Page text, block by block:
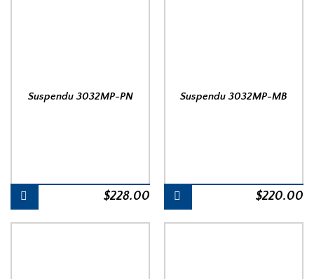
Suspendu 3032MP-PN
$228.00
Suspendu 3032MP-MB
$220.00